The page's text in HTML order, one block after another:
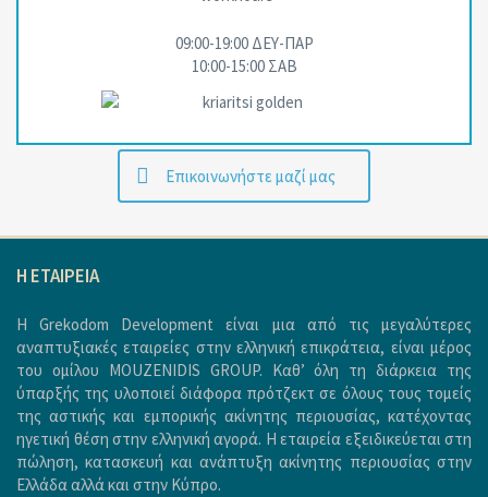
09:00-19:00 ΔΕΥ-ΠΑΡ
10:00-15:00 ΣΑΒ
Επικοινωνήστε μαζί μας
H ΕΤΑΙΡΕΙΑ
Η Grekodom Development είναι μια από τις μεγαλύτερες
αναπτυξιακές εταιρείες στην ελληνική επικράτεια, είναι μέρος
του ομίλου MOUZENIDIS GROUP. Καθ’ όλη τη διάρκεια της
ύπαρξής της υλοποιεί διάφορα πρότζεκτ σε όλους τους τομείς
της αστικής και εμπορικής ακίνητης περιουσίας, κατέχοντας
ηγετική θέση στην ελληνική αγορά. Η εταιρεία εξειδικεύεται στη
πώληση, κατασκευή και ανάπτυξη ακίνητης περιουσίας στην
Ελλάδα αλλά και στην Κύπρο.